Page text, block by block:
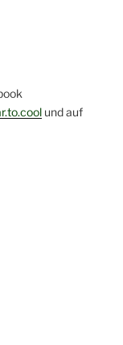
und auf